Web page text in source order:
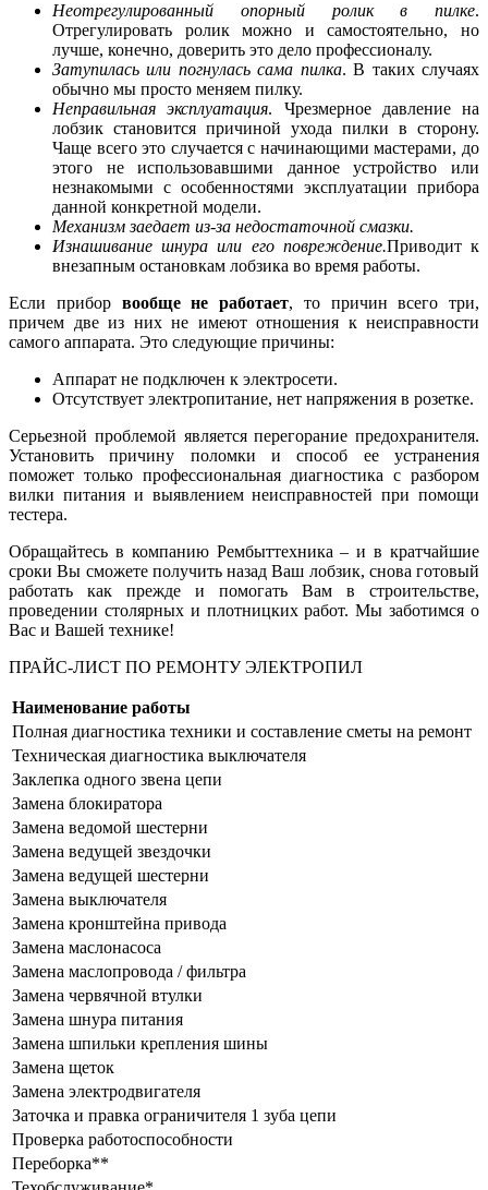
Неотрегулированный опорный ролик в пилке.
Отрегулировать ролик можно и самостоятельно, но
лучше, конечно, доверить это дело профессионалу.
Затупилась или погнулась сама пилка. В таких случаях
обычно мы просто меняем пилку.
Неправильная эксплуатация. Чрезмерное давление на
лобзик становится причиной ухода пилки в сторону.
Чаще всего это случается с начинающими мастерами, до
этого не использовавшими данное устройство или
незнакомыми с особенностями эксплуатации прибора
данной конкретной модели.
Механизм заедает из-за недостаточной смазки.
Изнашивание шнура или его повреждение.Приводит к
внезапным остановкам лобзика во время работы.
Если прибор вообще не работает, то причин всего три,
причем две из них не имеют отношения к неисправности
самого аппарата. Это следующие причины:
Аппарат не подключен к электросети.
Отсутствует электропитание, нет напряжения в розетке.
Серьезной проблемой является перегорание предохранителя.
Установить причину поломки и способ ее устранения
поможет только профессиональная диагностика с разбором
вилки питания и выявлением неисправностей при помощи
тестера.
Обращайтесь в компанию Рембыттехника – и в кратчайшие
сроки Вы сможете получить назад Ваш лобзик, снова готовый
работать как прежде и помогать Вам в строительстве,
проведении столярных и плотницких работ. Мы заботимся о
Вас и Вашей технике!
ПРАЙС-ЛИСТ ПО РЕМОНТУ ЭЛЕКТРОПИЛ
Наименование работы
Полная диагностика техники и составление сметы на ремонт
Техническая диагностика выключателя
Заклепка одного звена цепи
Замена блокиратора
Замена ведомой шестерни
Замена ведущей звездочки
Замена ведущей шестерни
Замена выключателя
Замена кронштейна привода
Замена маслонасоса
Замена маслопровода / фильтра
Замена червячной втулки
Замена шнура питания
Замена шпильки крепления шины
Замена щеток
Замена электродвигателя
Заточка и правка ограничителя 1 зуба цепи
Проверка работоспособности
Переборка**